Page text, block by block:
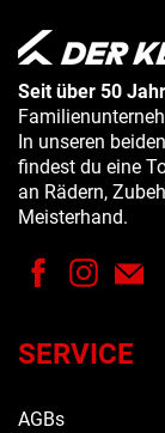
Seit über 50
In unseren
findest du eine
an Rädern,
Meisterhand.
SERVICE
AGBs